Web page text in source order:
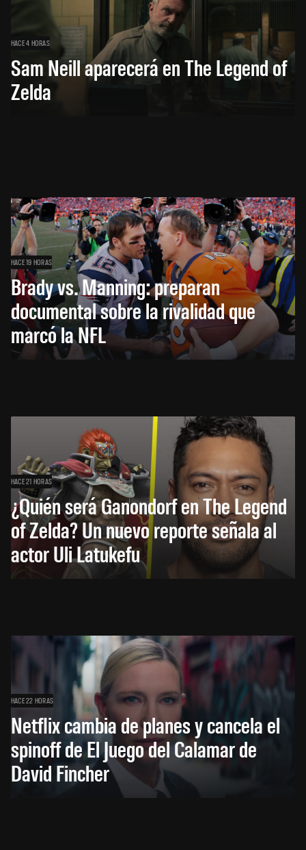
HACE 4 HORAS
Sam Neill aparecerá en The Legend of
Zelda
HACE 19 HORAS
Brady vs. Manning: preparan
documental sobre la rivalidad que
marcó la NFL
HACE 21 HORAS
¿Quién será Ganondorf en The Legend
of Zelda? Un nuevo reporte señala al
actor Uli Latukefu
HACE 22 HORAS
Netflix cambia de planes y cancela el
spinoff de El Juego del Calamar de
David Fincher